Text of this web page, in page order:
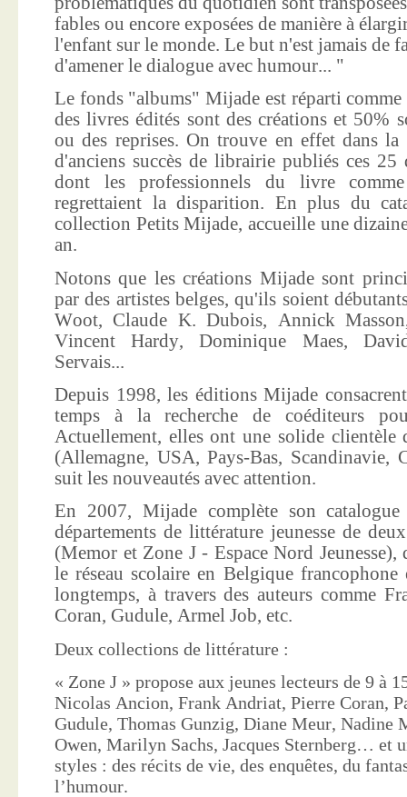
fables ou encore exposées de manière à
l'enfant sur le monde. Le but n'est jamais de
d'amener le dialogue avec humour... "
Le fonds "albums" Mijade est réparti
des livres édités sont des créations et 50%
ou des reprises. On trouve en effet dans
d'anciens succès de librairie publiés ces 25
dont les professionnels du livre
regrettaient la disparition. En plus du
collection Petits Mijade, accueille une
an.
Notons que les créations Mijade sont
par des artistes belges, qu'ils soient
Woot, Claude K. Dubois, Annick
Vincent Hardy, Dominique Maes,
Servais...
Depuis 1998, les éditions Mijade
temps à la recherche de coéditeurs
Actuellement, elles ont une solide clientèle
(Allemagne, USA, Pays-Bas, Scandinavie,
suit les nouveautés avec attention.
En 2007, Mijade complète son
départements de littérature jeunesse de
(Memor et Zone J - Espace Nord
le réseau scolaire en Belgique francophone
longtemps, à travers des auteurs comme
Coran, Gudule, Armel Job, etc.
Deux collections de littérature :
« Zone J » propose aux jeunes lecteurs de 9 à
Nicolas Ancion, Frank Andriat, Pierre Coran,
Gudule, Thomas Gunzig, Diane Meur, Nadine
Owen, Marilyn Sachs, Jacques Sternberg… et
styles : des récits de vie, des enquêtes, du
l’humour.